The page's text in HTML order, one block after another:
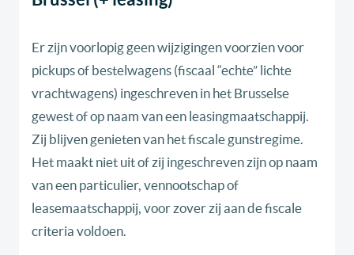
Er zijn voorlopig geen wijzigingen voorzien voor
pickups of bestelwagens (fiscaal “echte” lichte
vrachtwagens) ingeschreven in het Brusselse
gewest of op naam van een leasingmaatschappij.
Zij blijven genieten van het fiscale gunstregime.
Het maakt niet uit of zij ingeschreven zijn op naam
van een particulier, vennootschap of
leasemaatschappij, voor zover zij aan de fiscale
criteria voldoen.